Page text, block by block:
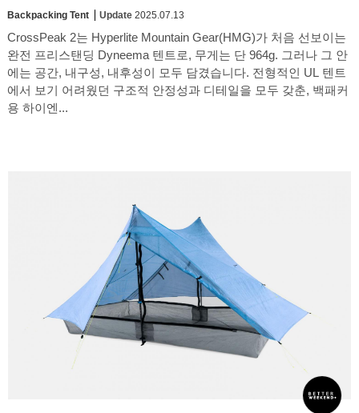
Backpacking Tent Update 2025.07.13
CrossPeak 2는 Hyperlite Mountain Gear(HMG)가 처음 선보이는
완전 프리스탠딩 Dyneema 텐트로, 무게는 단 964g. 그러나 그 안
에는 공간, 내구성, 내후성이 모두 담겼습니다. 전형적인 UL 텐트
에서 보기 어려웠던 구조적 안정성과 디테일을 모두 갖춘, 백패커
용 하이엔...